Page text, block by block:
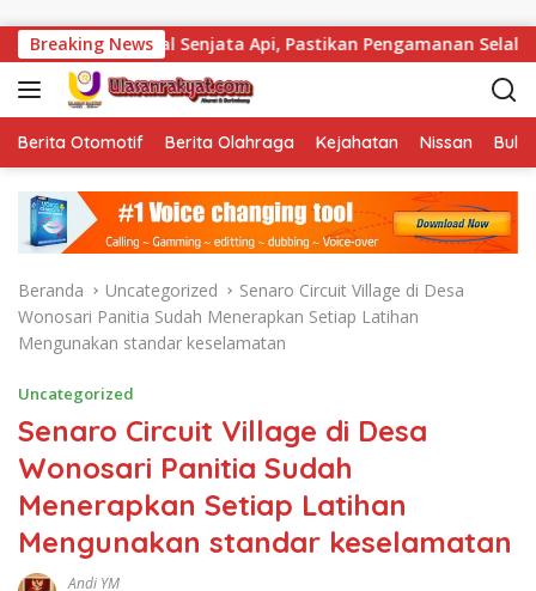
Breaking News
Total Senjata Api, Pastikan Pengamanan Selalu Siaga 24
Berita Otomotif Berita Olahraga Kejahatan Nissan
Beranda Uncategorized
Senaro Circuit Village di Desa
Wonosari Panitia Sudah Menerapkan Setiap Latihan
Mengunakan standar keselamatan
Uncategorized
Senaro Circuit Village di Desa
Wonosari Panitia Sudah
Menerapkan Setiap Latihan
Mengunakan standar keselamatan
Andi YM